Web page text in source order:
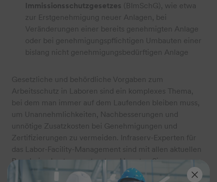
Immissionsschutzgesetzes (BImSchG), wie etwa
zur Erstgenehmigung neuer Anlagen, bei
Veränderungen einer bereits genehmigten Anlage
oder bei genehmigungspflichtigen Umbauten einer
bislang nicht genehmigungsbedürftigen Anlage
Gesetzliche und behördliche Vorgaben zum
Arbeitsschutz in Laboren sind ein komplexes Thema,
bei dem man immer auf dem Laufenden bleiben muss,
um Unannehmlichkeiten, Nachbesserungen und
unnötige Zusatzkosten bei Genehmigungen und
Zertifizierungen zu vermeiden. Infraserv-Experten für
das Labor-Facility-Management sind mit allen aktuellen
Regularien bestens vertraut und beraten Sie gerne.